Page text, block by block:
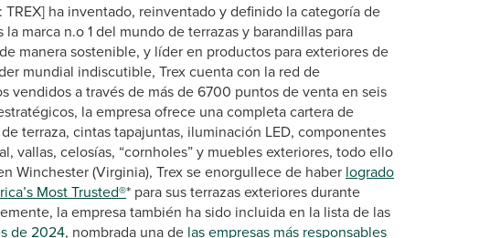
TREX] ha inventado, reinventado y definido la categoría de
marca n.o 1 del mundo de terrazas y barandillas para
manera sostenible, y líder en productos para exteriores de
mundial indiscutible, Trex cuenta con la red de
vendidos a través de más de 6700 puntos de venta en seis
la empresa ofrece una completa cartera de
terraza, cintas tapajuntas, iluminación LED, componentes
vallas, celosías, “cornholes” y muebles exteriores, todo ello
Winchester (Virginia), Trex se enorgullece de haber logrado
Most Trusted®* para sus terrazas exteriores durante
la empresa también ha sido incluida en la lista de las
de 2024, nombrada una de las empresas más responsables